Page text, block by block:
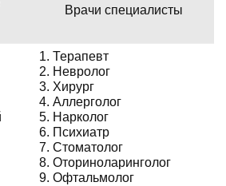
Врачи специалисты
Терапевт
Невролог
Хирург
Аллерголог
Нарколог
Психиатр
Стоматолог
Оториноларинголог
Офтальмолог